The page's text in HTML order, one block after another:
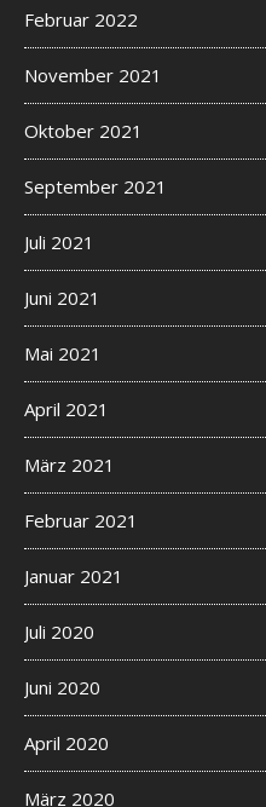
Februar 2022
November 2021
Oktober 2021
September 2021
Juli 2021
Juni 2021
Mai 2021
April 2021
März 2021
Februar 2021
Januar 2021
Juli 2020
Juni 2020
April 2020
März 2020